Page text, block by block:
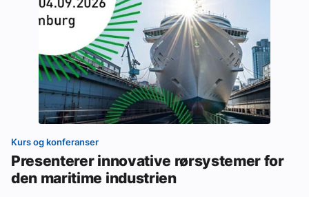
Kurs og konferanser
Presenterer innovative rørsystemer for
den maritime industrien